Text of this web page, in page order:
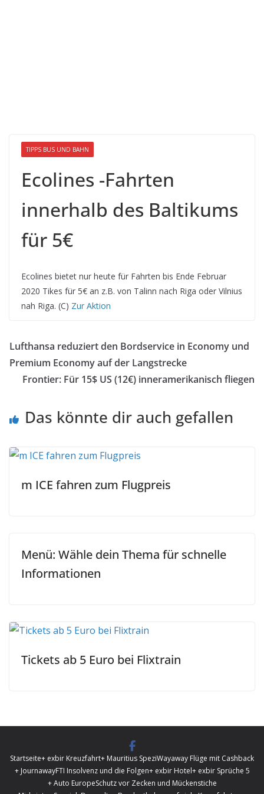
TIPPS BUS UND BAHN
Ecolines -Fahrten
innerhalb des Baltikums
für 5€
Ecolines bietet nur heute für Fahrten bis Ende Februar
2020 Tikes für 5€ an z.B. von Talinn nach Riga oder Vilnius
nah Riga. (C) Zur Aktion
Lufthansa reduziert den Bordservice in Economy und
Premium Economy auf der Langstrecke
Frontier: Für 15$ US (12€) inneramerikanisch fliegen
Das könnte dir auch gefallen
m ICE fahren zum Flugpreis
Menü: Wähle dein Thema für schnelle
Informationen
Tickets ab 5 Euro bei Flixtrain
Startseite+ exbir Kreuzfahrt+ Mauritius SpeziWayaway Flüge mit Cashback
+ JournawayFTI Insolvenz und die Folgen+ exbir Hotel+ exbir Sprüche 5
+ Auto EuropeSchutz vor Zecken und Mückenstiche